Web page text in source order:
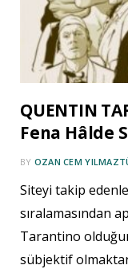
QUENTIN
Fena Hâlde
BY OZAN CEM
Siteyi takip
sıralamasından
Tarantino
sübjektif